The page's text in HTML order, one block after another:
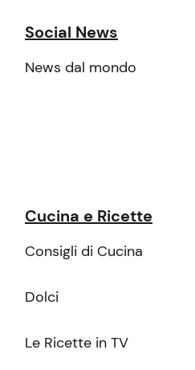
Social News
News dal mondo
Cucina e Ricette
Consigli di Cucina
Dolci
Le Ricette in TV